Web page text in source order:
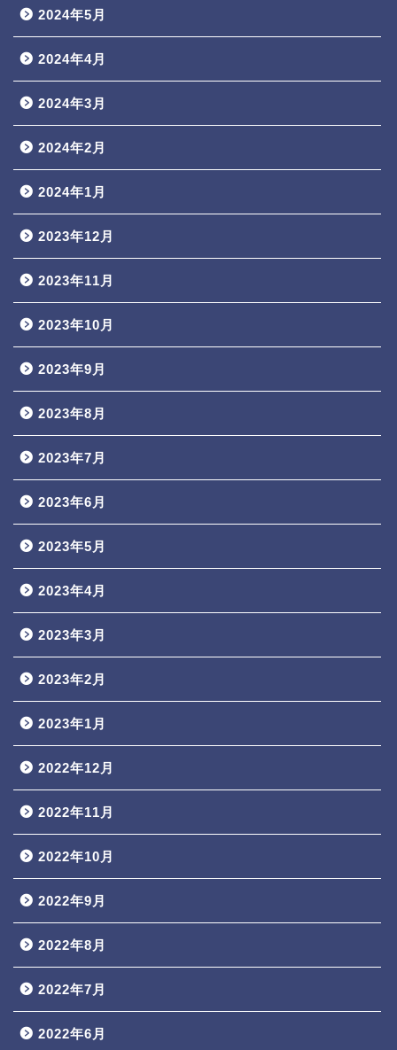
2024年5月
2024年4月
2024年3月
2024年2月
2024年1月
2023年12月
2023年11月
2023年10月
2023年9月
2023年8月
2023年7月
2023年6月
2023年5月
2023年4月
2023年3月
2023年2月
2023年1月
2022年12月
2022年11月
2022年10月
2022年9月
2022年8月
2022年7月
2022年6月